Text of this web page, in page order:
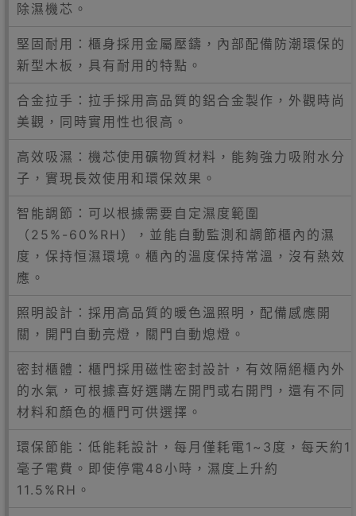
除濕機芯。
堅固耐用：櫃身採用金屬壓鑄，內部配備防潮環保的
新型木板，具有耐用的特點。
合金拉手：拉手採用高品質的鋁合金製作，外觀時尚
美觀，同時實用性也很高。
高效吸濕：機芯使用礦物質材料，能夠強力吸附水分
子，實現長效使用和環保效果。
智能調節：可以根據需要自定濕度範圍
（25%-60%RH），並能自動監測和調節櫃內的濕
度，保持恒濕環境。櫃內的溫度保持常溫，沒有熱效
應。
照明設計：採用高品質的暖色溫照明，配備感應開
關，開門自動亮燈，關門自動熄燈。
密封櫃體：櫃門採用磁性密封設計，有效隔絕櫃內外
的水氣，可根據喜好選購左開門或右開門，還有不同
材料和顏色的櫃門可供選擇。
環保節能：低能耗設計，每月僅耗電1~3度，每天約1
毫子電費。即使停電48小時，濕度上升約
11.5%RH。